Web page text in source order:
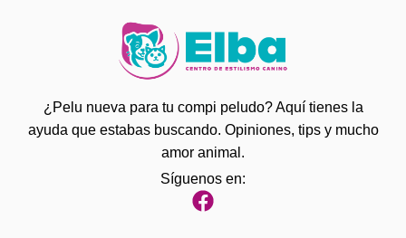
¿Pelu nueva para tu compi peludo? Aquí tienes la
ayuda que estabas buscando. Opiniones, tips y mucho
amor animal.
Síguenos en: